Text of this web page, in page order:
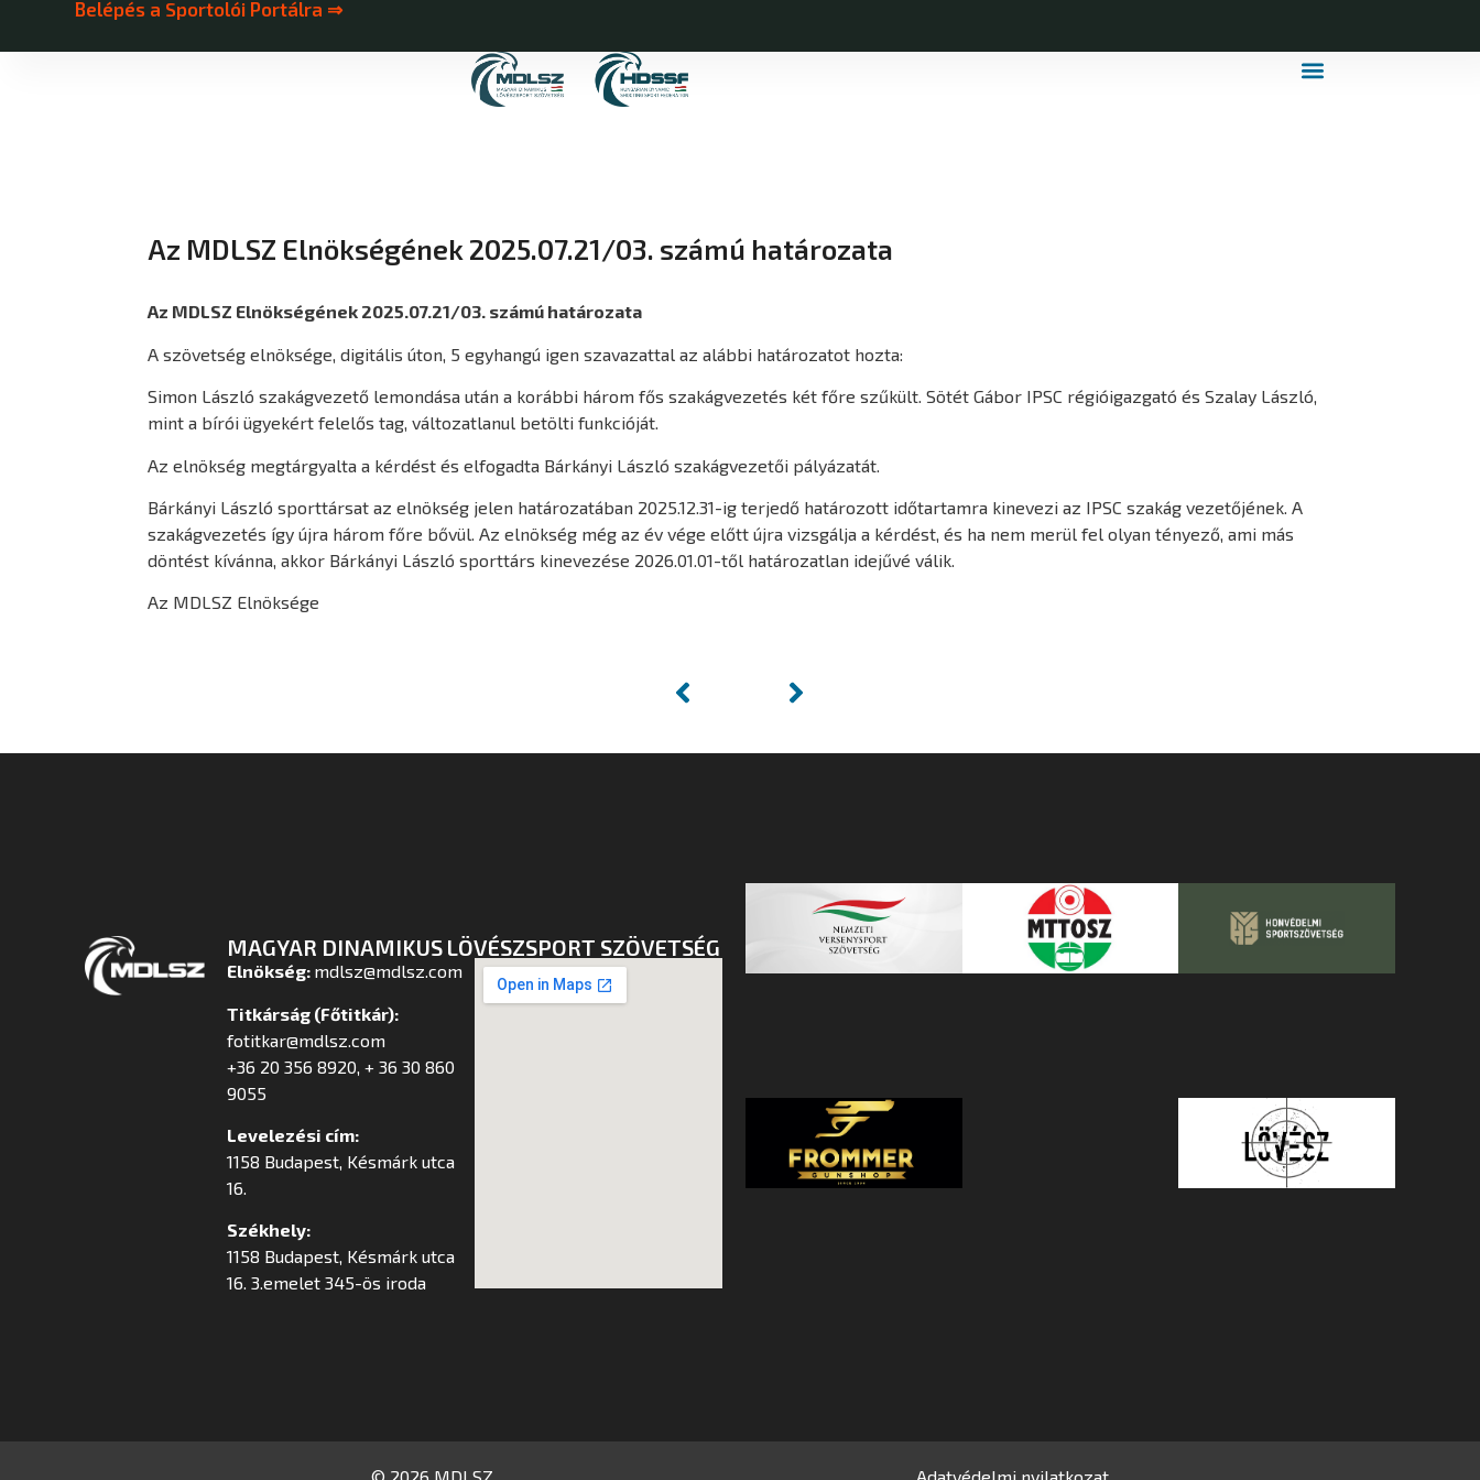
Belépés a Sportolói Portálra ⇒
Az MDLSZ Elnökségének 2025.07.21/03. számú határozata
Az MDLSZ Elnökségének 2025.07.21/03. számú határozata
A szövetség elnöksége, digitális úton, 5 egyhangú igen szavazattal az alábbi határozatot hozta:
Simon László szakágvezető lemondása után a korábbi három fős szakágvezetés két főre szűkült. Sötét Gábor IPSC régióigazgató és Szalay László,
mint a bírói ügyekért felelős tag, változatlanul betölti funkcióját.
Az elnökség megtárgyalta a kérdést és elfogadta Bárkányi László szakágvezetői pályázatát.
Bárkányi László sporttársat az elnökség jelen határozatában 2025.12.31-ig terjedő határozott időtartamra kinevezi az IPSC szakág vezetőjének. A
szakágvezetés így újra három főre bővül. Az elnökség még az év vége előtt újra vizsgálja a kérdést, és ha nem merül fel olyan tényező, ami más
döntést kívánna, akkor Bárkányi László sporttárs kinevezése 2026.01.01-től határozatlan idejűvé válik.
Az MDLSZ Elnöksége
MAGYAR DINAMIKUS LÖVÉSZSPORT SZÖVETSÉG
Elnökség: mdlsz@mdlsz.com
Titkárság (Főtitkár):
fotitkar@mdlsz.com
+36 20 356 8920, + 36 30 860
9055
Levelezési cím:
1158 Budapest, Késmárk utca
16.
Székhely:
1158 Budapest, Késmárk utca
16. 3.emelet 345-ös iroda